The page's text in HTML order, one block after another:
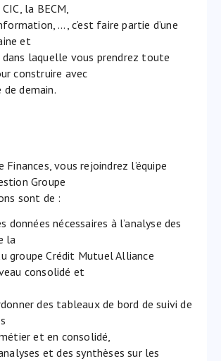
la BECM,
…, c’est faire partie d’une
et
laquelle vous prendrez toute
construire avec
demain.
Finances, vous rejoindrez l’équipe
Groupe
sont de :
données nécessaires à l’analyse des
la
groupe Crédit Mutuel Alliance
consolidé et
des tableaux de bord de suivi de
et en consolidé,
et des synthèses sur les